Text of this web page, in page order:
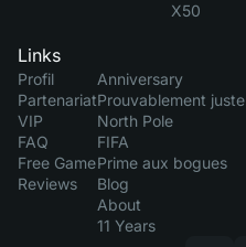
X50
Links
Profil
Partenariat
VIP
FAQ
Free Game
Reviews
Anniversary
Prouvablement juste
North Pole
FIFA
Prime aux bogues
Blog
About
11 Years